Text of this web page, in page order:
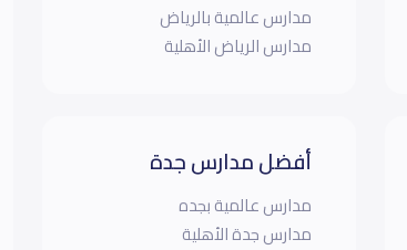
مدارس عالمية بالرياض
مدارس الرياض الأهلية
أفضل مدارس جدة
مدارس عالمية بجده
مدارس جدة الأهلية